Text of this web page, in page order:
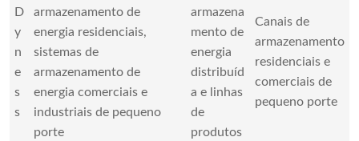
D
y
n
e
s
s
armazenamento de
energia residenciais,
sistemas de
armazenamento de
energia comerciais e
industriais de pequeno
porte
armazena
mento de
energia
distribuíd
a e linhas
de
produtos
Canais de
armazenamento
residenciais e
comerciais de
pequeno porte